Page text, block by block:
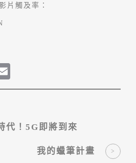
片觸及率：
m
代！5G即將到來
我的蠟筆計畫